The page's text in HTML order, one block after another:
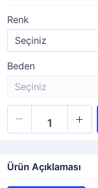
Renk
Beden
Ürün Açıklaması